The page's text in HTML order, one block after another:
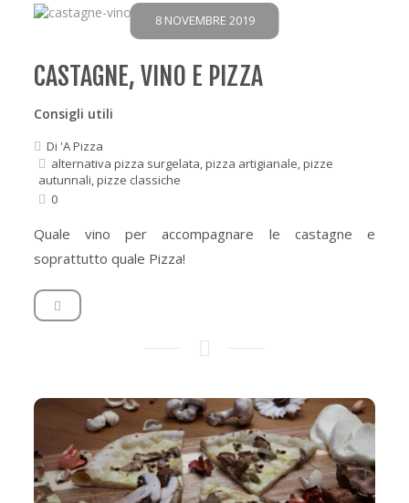
8 NOVEMBRE 2019
CASTAGNE, VINO E PIZZA
Consigli utili
Di 'A Pizza
alternativa pizza surgelata,pizza artigianale,pizze
autunnali,pizze classiche
0
Quale vino per accompagnare le castagne e
soprattutto quale Pizza!